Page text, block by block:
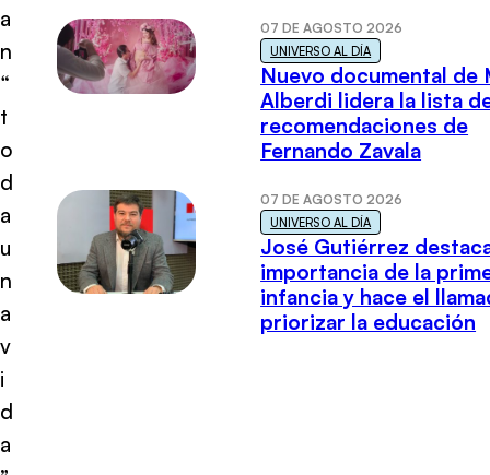
a
n
“
t
o
d
a
u
n
a
v
i
d
a
07 DE AGOSTO 2026
UNIVERSO AL DÍA
Nuevo documental de
Alberdi lidera la lista
recomendaciones de
Fernando Zavala
07 DE AGOSTO 2026
UNIVERSO AL DÍA
José Gutiérrez
importancia de la
infancia y hace el
priorizar la educación